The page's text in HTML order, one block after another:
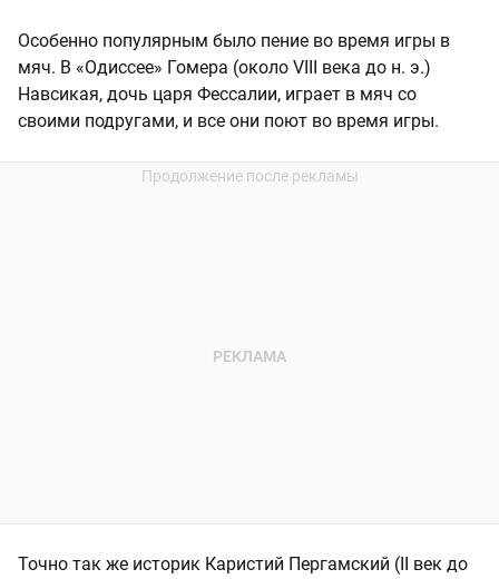
Особенно популярным было пение во время игры в
мяч. В «Одиссее» Гомера (около VIII века до н. э.)
Навсикая, дочь царя Фессалии, играет в мяч со
своими подругами, и все они поют во время игры.
Точно так же историк Каристий Пергамский (II век до